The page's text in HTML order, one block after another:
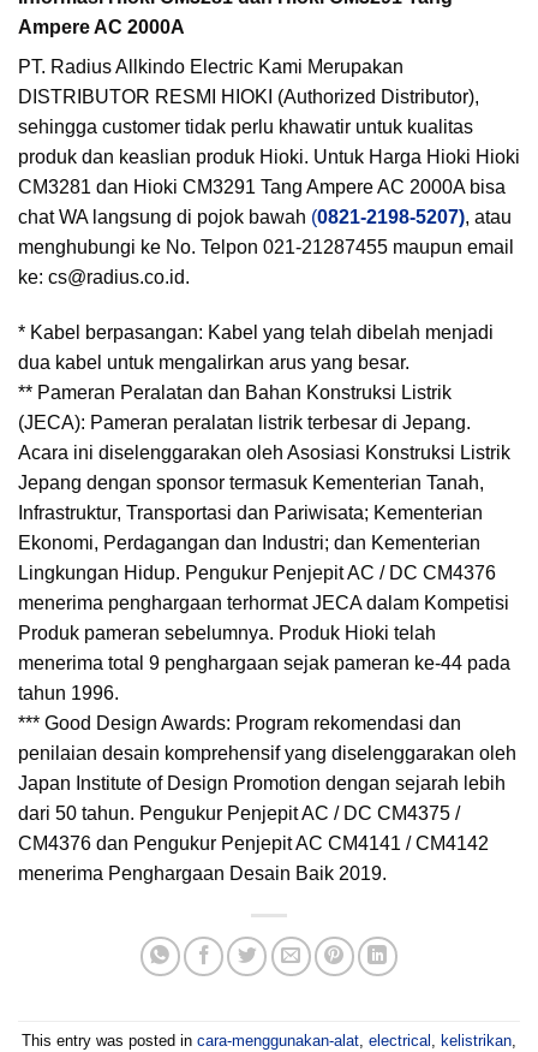
Ampere AC 2000A
PT. Radius Allkindo Electric Kami Merupakan
DISTRIBUTOR RESMI HIOKI (Authorized Distributor),
sehingga customer tidak perlu khawatir untuk kualitas
produk dan keaslian produk Hioki. Untuk Harga Hioki Hioki
CM3281 dan Hioki CM3291 Tang Ampere AC 2000A bisa
chat WA langsung di pojok bawah (0821-2198-5207), atau
menghubungi ke No. Telpon 021-21287455 maupun email
ke: cs@radius.co.id.
* Kabel berpasangan: Kabel yang telah dibelah menjadi
dua kabel untuk mengalirkan arus yang besar.
** Pameran Peralatan dan Bahan Konstruksi Listrik
(JECA): Pameran peralatan listrik terbesar di Jepang.
Acara ini diselenggarakan oleh Asosiasi Konstruksi Listrik
Jepang dengan sponsor termasuk Kementerian Tanah,
Infrastruktur, Transportasi dan Pariwisata; Kementerian
Ekonomi, Perdagangan dan Industri; dan Kementerian
Lingkungan Hidup. Pengukur Penjepit AC / DC CM4376
menerima penghargaan terhormat JECA dalam Kompetisi
Produk pameran sebelumnya. Produk Hioki telah
menerima total 9 penghargaan sejak pameran ke-44 pada
tahun 1996.
*** Good Design Awards: Program rekomendasi dan
penilaian desain komprehensif yang diselenggarakan oleh
Japan Institute of Design Promotion dengan sejarah lebih
dari 50 tahun. Pengukur Penjepit AC / DC CM4375 /
CM4376 dan Pengukur Penjepit AC CM4141 / CM4142
menerima Penghargaan Desain Baik 2019.
This entry was posted in cara-menggunakan-alat, electrical , kelistrikan,